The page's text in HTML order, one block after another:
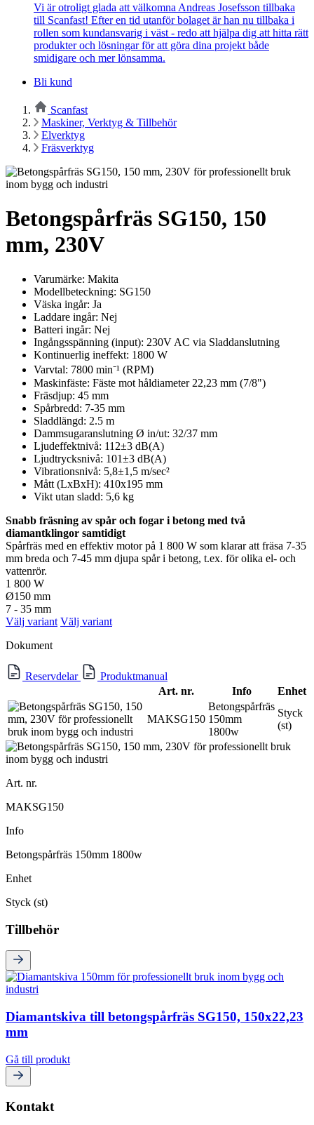
Vi är otroligt glada att välkomna Andreas Josefsson tillbaka
till Scanfast! Efter en tid utanför bolaget är han nu tillbaka i
rollen som kundansvarig i väst - redo att hjälpa dig att hitta rätt
produkter och lösningar för att göra dina projekt både
smidigare och mer lönsamma.
Bli kund
Scanfast
Maskiner, Verktyg & Tillbehör
Elverktyg
Fräsverktyg
Betongspårfräs SG150, 150
mm, 230V
Varumärke: Makita
Modellbeteckning: SG150
Väska ingår: Ja
Laddare ingår: Nej
Batteri ingår: Nej
Ingångsspänning (input): 230V AC via Sladdanslutning
Kontinuerlig ineffekt: 1800 W
Varvtal: 7800 min⁻¹ (RPM)
Maskinfäste: Fäste mot håldiameter 22,23 mm (7/8")
Fräsdjup: 45 mm
Spårbredd: 7-35 mm
Sladdlängd: 2.5 m
Dammsugaranslutning Ø in/ut: 32/37 mm
Ljudeffektnivå: 112±3 dB(A)
Ljudtrycksnivå: 101±3 dB(A)
Vibrationsnivå: 5,8±1,5 m/sec²
Mått (LxBxH): 410x195 mm
Vikt utan sladd: 5,6 kg
Snabb fräsning av spår och fogar i betong med två
diamantklingor samtidigt
Spårfräs med en effektiv motor på 1 800 W som klarar att fräsa 7-35
mm breda och 7-45 mm djupa spår i betong, t.ex. för olika el- och
vattenrör.
1 800 W
Ø150 mm
7 - 35 mm
Välj variant Välj variant
Dokument
Reservdelar
Produktmanual
Art. nr.
Info Enhet
MAKSG150
Betongspårfräs
150mm
1800w
Styck
(st)
Art. nr.
MAKSG150
Info
Betongspårfräs 150mm 1800w
Enhet
Styck (st)
Tillbehör
Diamantskiva till betongspårfräs SG150, 150x22,23
mm
Gå till produkt
Kontakt